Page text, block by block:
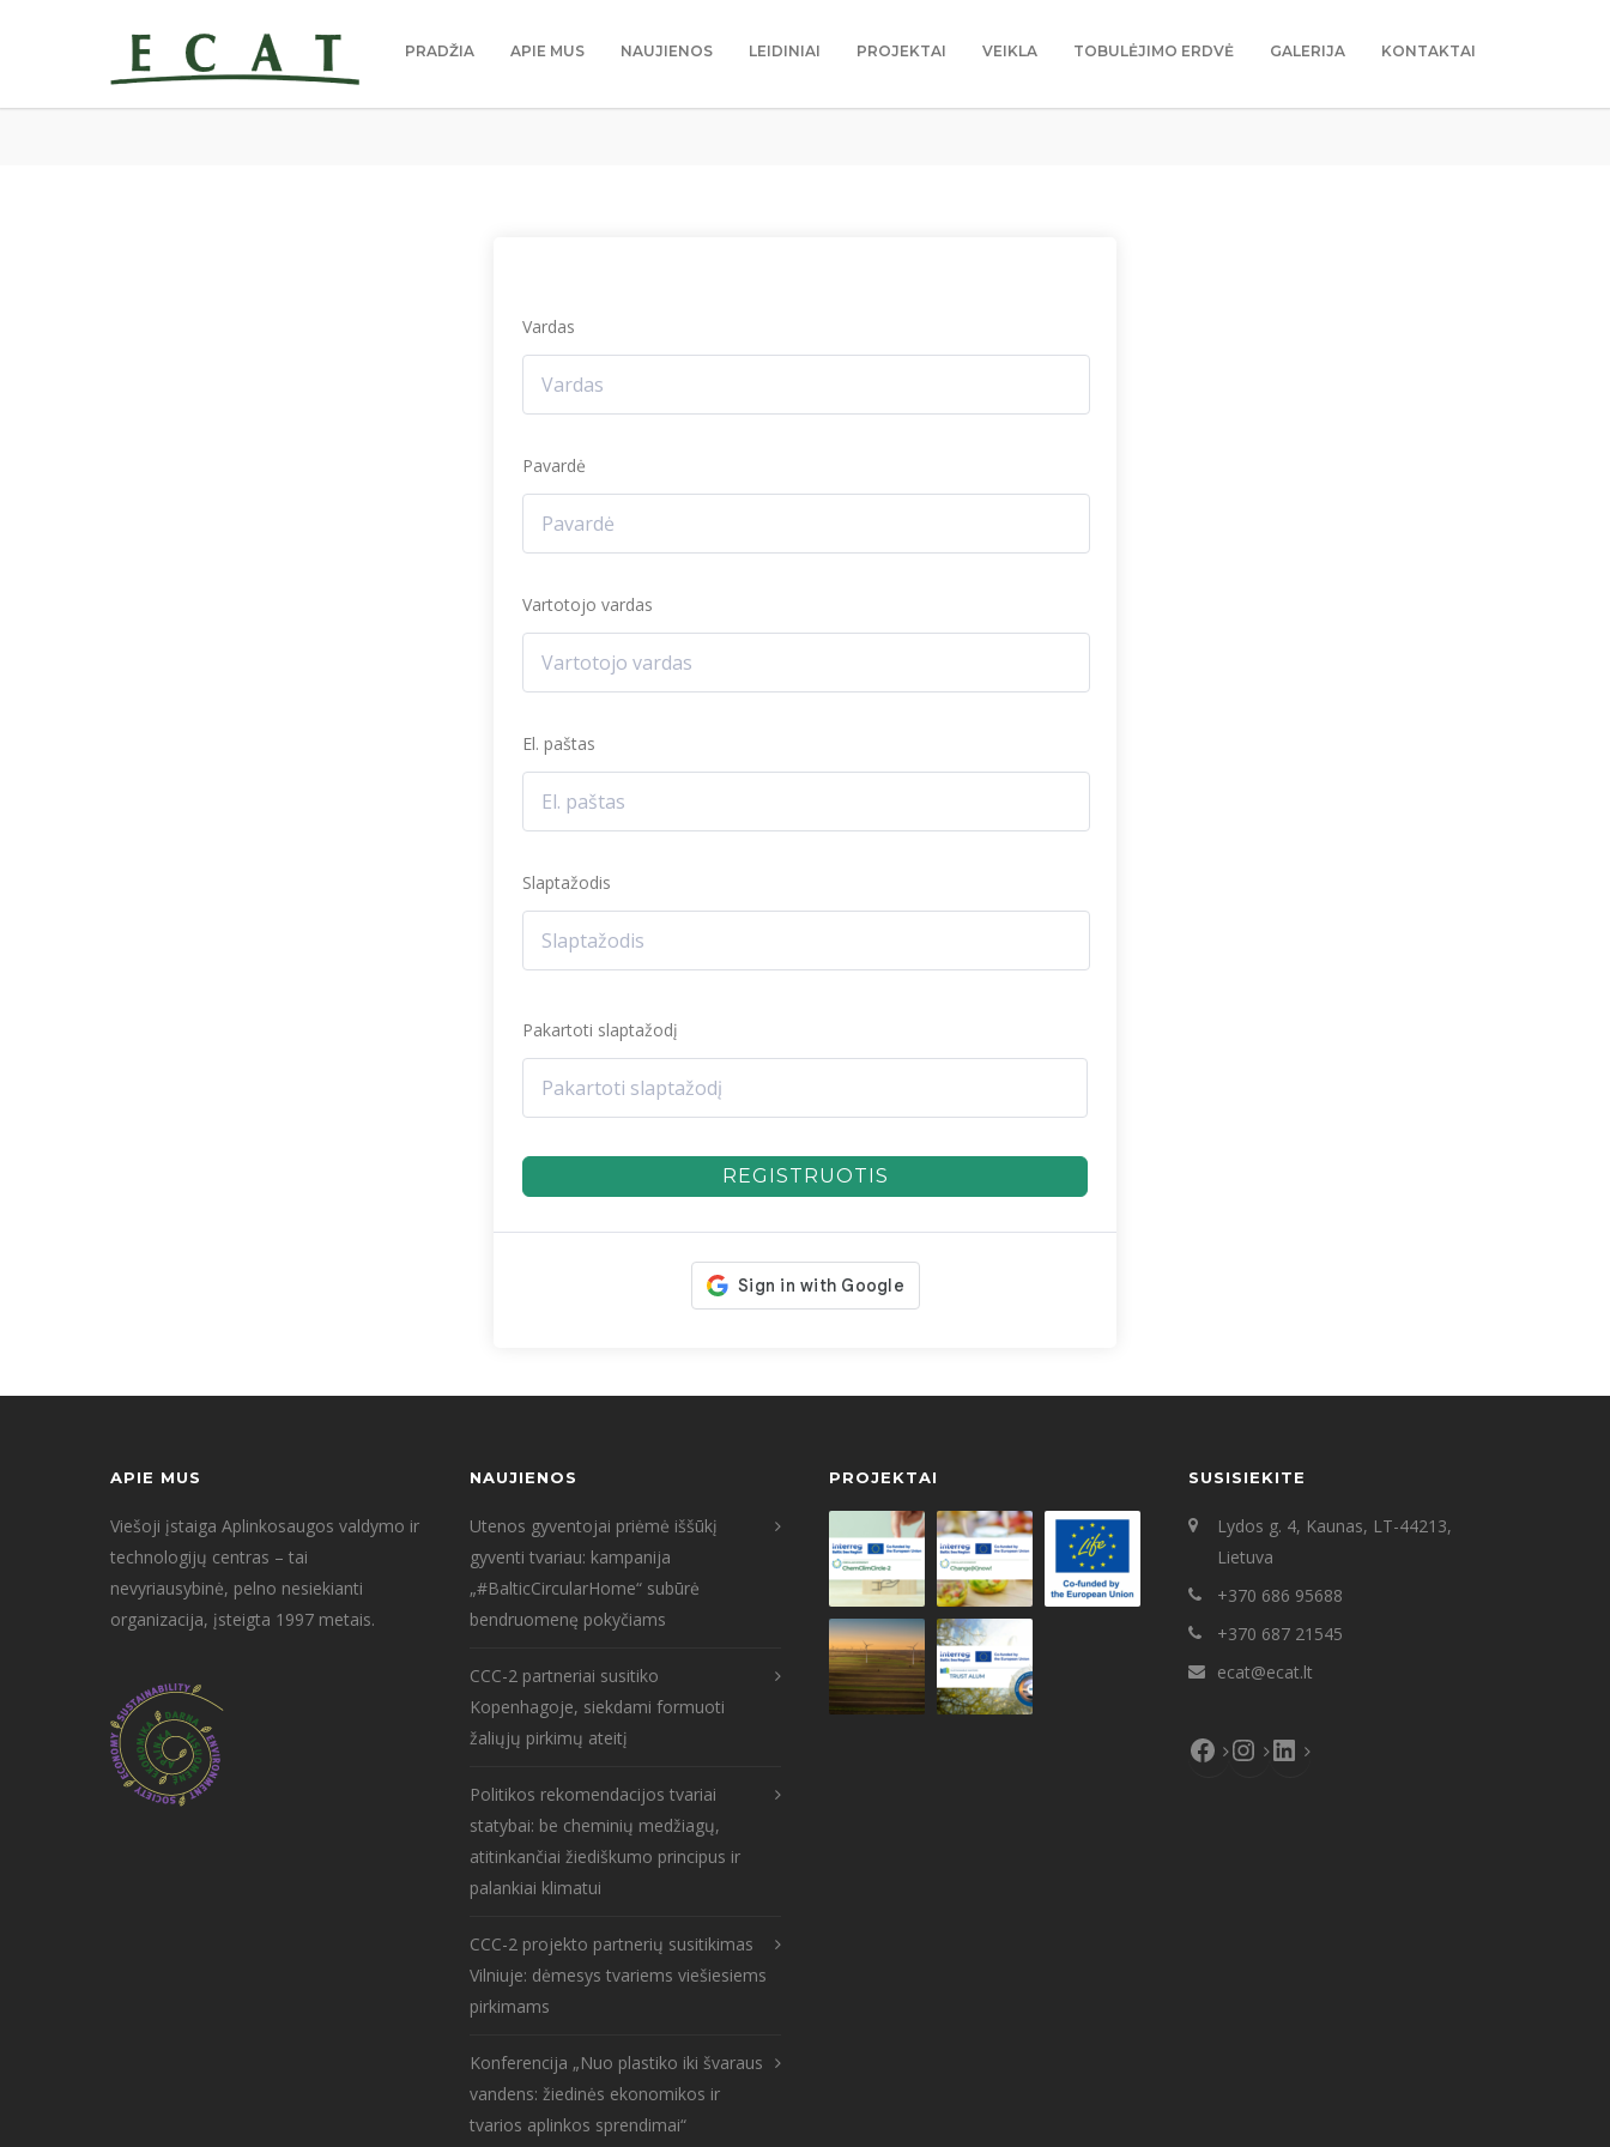
PRADŽIA APIE MUS NAUJIENOS LEIDINIAI PROJEKTAI VEIKLA TOBULĖJIMO ERDVĖ GALERIJA KONTAKTAI
Vardas
Pavardė
Vartotojo vardas
El. paštas
Slaptažodis
Pakartoti slaptažodį
REGISTRUOTIS
APIE MUS
Viešoji įstaiga Aplinkosaugos valdymo ir
technologijų centras – tai
nevyriausybinė, pelno nesiekianti
organizacija, įsteigta 1997 metais.
NAUJIENOS
Utenos gyventojai priėmė iššūkį
gyventi tvariau: kampanija
„#BalticCircularHome“ subūrė
bendruomenę pokyčiams
CCC-2 partneriai susitiko
Kopenhagoje, siekdami formuoti
žaliųjų pirkimų ateitį
Politikos rekomendacijos tvariai
statybai: be cheminių medžiagų,
atitinkančiai žiediškumo principus ir
palankiai klimatui
CCC-2 projekto partnerių susitikimas
Vilniuje: dėmesys tvariems viešiesiems
pirkimams
Konferencija „Nuo plastiko iki švaraus
vandens: žiedinės ekonomikos ir
tvarios aplinkos sprendimai“
PROJEKTAI SUSISIEKITE
Lydos g. 4, Kaunas, LT-44213,
Lietuva
+370 686 95688
+370 687 21545
ecat@ecat.lt
Facebook
Instagram